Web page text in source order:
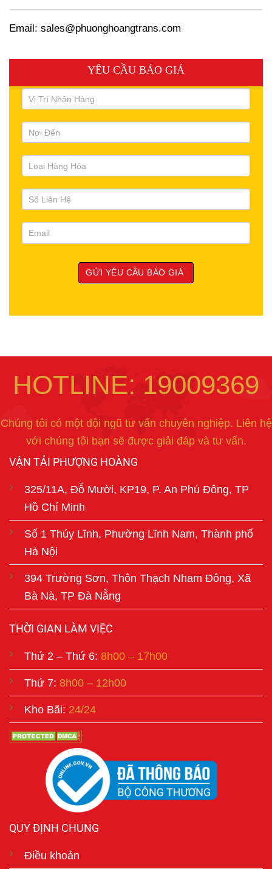
Email: sales@phuonghoangtrans.com
YÊU CẦU BÁO GIÁ
HOTLINE: 19009369
Chúng tôi có một đội ngũ tư vấn chuyên nghiệp. Liên hệ
với chúng tôi bạn sẽ được giải đáp và tư vấn.
VẬN TẢI PHƯỢNG HOÀNG
325/11A, Đỗ Mười, KP19, P. An Phú Đông, TP
Hồ Chí Minh
Số 1 Thúy Lĩnh, Phường Lĩnh Nam, Thành phố
Hà Nội
394 Trường Sơn, Thôn Thạch Nham Đông, Xã
Bà Nà, TP Đà Nẵng
THỜI GIAN LÀM VIỆC
Thứ 2 – Thứ 6: 8h00 – 17h00
Thứ 7: 8h00 – 12h00
Kho Bãi: 24/24
QUY ĐỊNH CHUNG
Điều khoản